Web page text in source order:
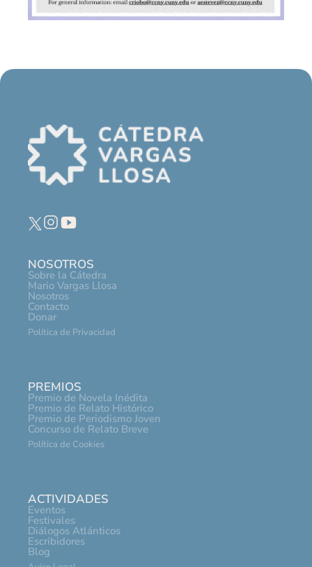
NOSOTROS
Sobre la Cátedra
Mario Vargas Llosa
Nosotros
Contacto
Donar
Política de Privacidad
PREMIOS
Premio de Novela Inédita
Premio de Relato Histórico
Premio de Periodismo Joven
Concurso de Relato Breve
Política de Cookies
ACTIVIDADES
Eventos
Festivales
Diálogos Atlánticos
Escribidores
Blog